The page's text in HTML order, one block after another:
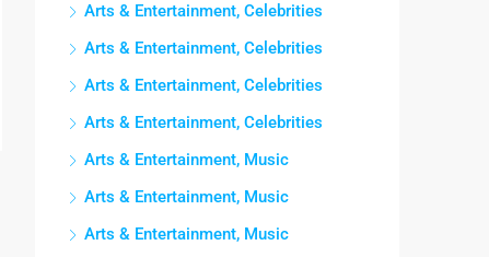
Arts & Entertainment, Celebrities
Arts & Entertainment, Celebrities
Arts & Entertainment, Celebrities
Arts & Entertainment, Celebrities
Arts & Entertainment, Music
Arts & Entertainment, Music
Arts & Entertainment, Music